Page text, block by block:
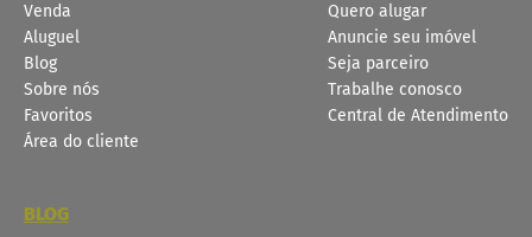
Venda
Aluguel
Blog
Sobre nós
Favoritos
Área do cliente
Quero alugar
Anuncie seu imóvel
Seja parceiro
Trabalhe conosco
Central de Atendimento
BLOG